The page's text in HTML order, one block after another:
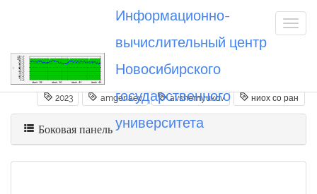
Информационно-
вычислительный центр
Новосибирского
государственного
университета
Вы посетили 20231127_amgenaev
2023 amgenaev avshernyukov ниох со ран
Боковая панель